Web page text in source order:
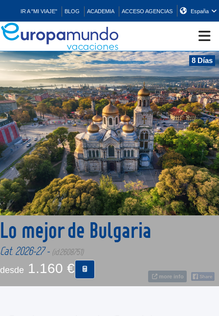
IR A "MI VIAJE" BLOG ACADEMIA ACCESO AGENCIAS España
CRUCEROS
EUROPA
ASIA
ORIENTE
PROMOCIONES
COMPRAR
CONTACTO
8 Días
more info
Lo mejor de Bulgaria
Cat. 2026-27 - (id:2608751)
desde 1.160 €